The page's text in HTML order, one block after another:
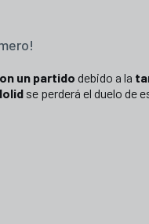
un partido debido a la
se perderá el duelo de